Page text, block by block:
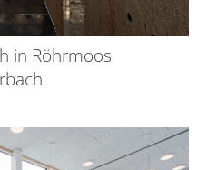
in Röhrmoos